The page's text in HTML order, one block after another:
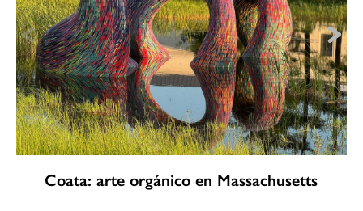
Coata: arte orgánico en Massachusetts